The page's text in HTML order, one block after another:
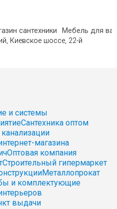
сантехники
Мебель для
Киевское шоссе, 22-й
и системы
Сантехника оптом
магазина
Оптовая компания
Строительный гипермаркет
Металлопрокат
и комплектующие
выдачи